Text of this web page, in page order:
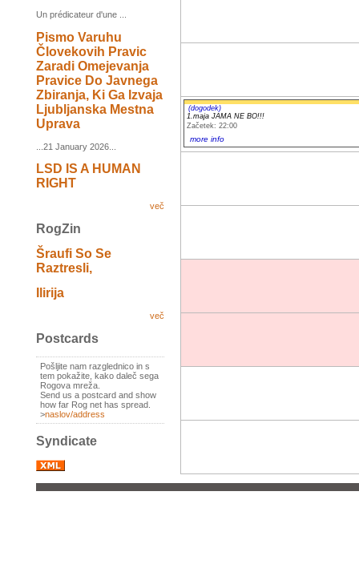
Un prédicateur d'une ...
Pismo Varuhu
Človekovih Pravic
Zaradi Omejevanja
Pravice Do Javnega
Zbiranja, Ki Ga Izvaja
Ljubljanska Mestna
Uprava
...21 January 2026...
LSD IS A HUMAN
RIGHT
več
RogZin
Šraufi So Se
Raztresli,
Ilirija
več
Postcards
Pošljite nam razglednico in s
tem pokažite, kako daleč sega
Rogova mreža.
Send us a postcard and show
how far Rog net has spread.
>naslov/address
Syndicate
(dogodek)
1.maja JAMA NE BO!!!
Začetek: 22:00
more info